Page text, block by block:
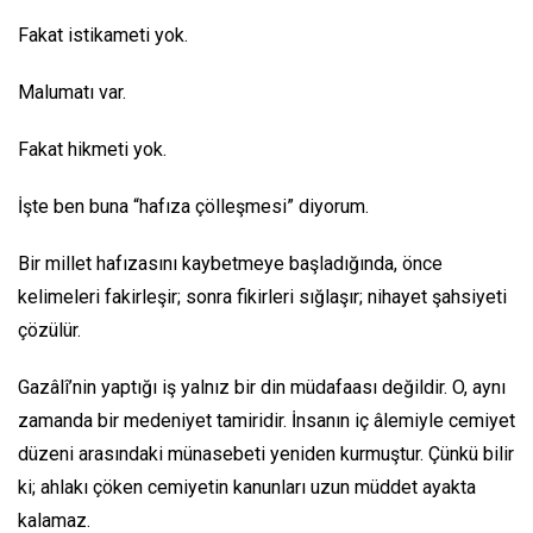
Fakat istikameti yok.
Malumatı var.
Fakat hikmeti yok.
İşte ben buna “hafıza çölleşmesi” diyorum.
Bir millet hafızasını kaybetmeye başladığında, önce
kelimeleri fakirleşir; sonra fikirleri sığlaşır; nihayet şahsiyeti
çözülür.
Gazâlî’nin yaptığı iş yalnız bir din müdafaası değildir. O, aynı
zamanda bir medeniyet tamiridir. İnsanın iç âlemiyle cemiyet
düzeni arasındaki münasebeti yeniden kurmuştur. Çünkü bilir
ki; ahlakı çöken cemiyetin kanunları uzun müddet ayakta
kalamaz.